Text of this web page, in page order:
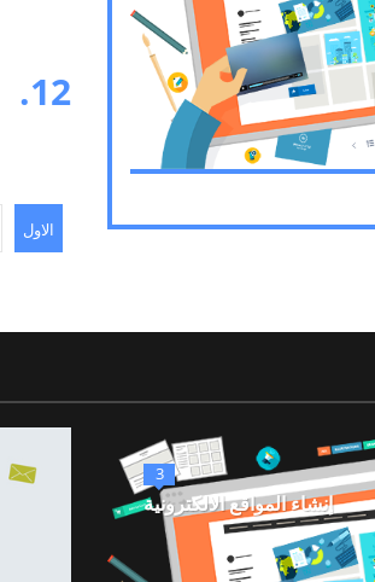
12.
الاول
3
إنشاء المواقع الالكترونية